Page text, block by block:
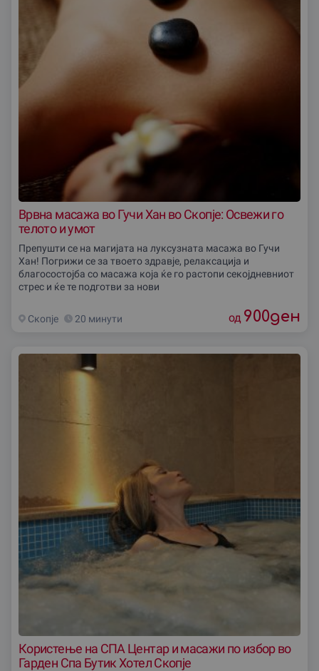
во врвни студија (studio za masaza Skopje) или
посетете релакс масажа во Valijant masaza или
Üsküp masaj salonu. Масажите се достапни по
различни цени (masaza cena), а нудиме и ваучери
за масажи (vauceri za masazu) како совршен
подарок.
Nëse dëshironi një masazh relaksues në Shkup, shikoni
ofertat tona ekskluzive për një përvojë të
Looking for the best massage in Skopje? Discover our
top offers and enjoy a relaxing spa experience with
Врвна масажа во Гучи Хан во Скопје: Освежи го
телото и умот
Препушти се на магијата на луксузната масажа во Гучи
Хан! Погрижи се за твоето здравје, релаксација и
благосостојба со масажа која ќе го растопи секојдневниот
стрес и ќе те подготви за нови
Скопjе 20 минути од 900ден
Користење на СПА Центар и масажи по избор во
Гарден Спа Бутик Хотел Скопје